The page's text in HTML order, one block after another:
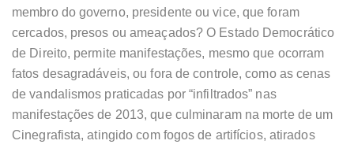
membro do governo, presidente ou vice, que foram
cercados, presos ou ameaçados? O Estado Democrático
de Direito, permite manifestações, mesmo que ocorram
fatos desagradáveis, ou fora de controle, como as cenas
de vandalismos praticadas por “infiltrados” nas
manifestações de 2013, que culminaram na morte de um
Cinegrafista, atingido com fogos de artifícios, atirados